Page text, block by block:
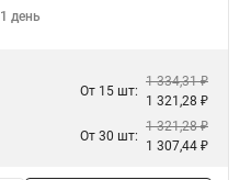
1 день
От 15 шт:
1 334,31 ₽
1 321,28 ₽
От 30 шт:
1 321,28 ₽
1 307,44 ₽